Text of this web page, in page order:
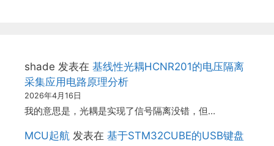
shade 发表在 基线性光耦HCNR201的电压隔离
采集应用电路原理分析
2026年4月16日
我的意思是，光耦是实现了信号隔离没错，但…
MCU起航 发表在 基于STM32CUBE的USB键盘